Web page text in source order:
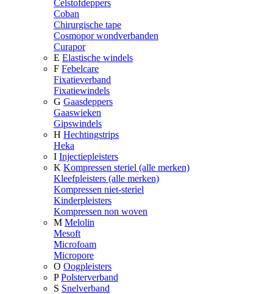
Celstofdeppers
Coban
Chirurgische tape
Cosmopor wondverbanden
Curapor
E Elastische windels
F Febelcare
Fixatieverband
Fixatiewindels
G Gaasdeppers
Gaaswieken
Gipswindels
H Hechtingstrips
Heka
I Injectiepleisters
K Kompressen steriel (alle merken)
Kleefpleisters (alle merken)
Kompressen niet-steriel
Kinderpleisters
Kompressen non woven
M Melolin
Mesoft
Microfoam
Micropore
O Oogpleisters
P Polsterverband
S Snelverband